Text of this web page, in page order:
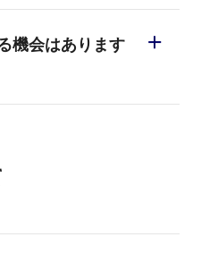
てください。
の事までご相談に乗
にご参加下さい。
機会はあります
参加するので授業中